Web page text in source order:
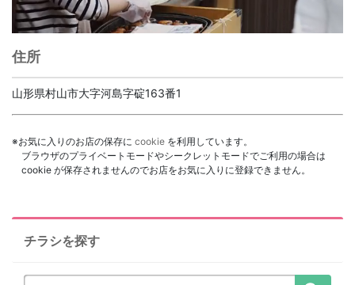
住所
山形県村山市大字河島字碇163番1
※お気に入りのお店の保存に cookie を利用しています。
ブラウザのプライベートモードやシークレットモードでご利用の場合は
cookie が保存されませんのでお店をお気に入りに登録できません。
チラシを探す